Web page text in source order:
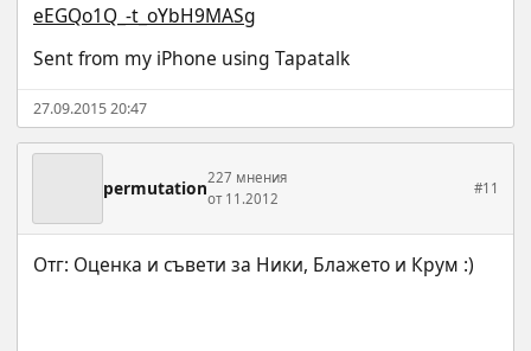
eEGQo1Q_-t_oYbH9MASg
Sent from my iPhone using Tapatalk
27.09.2015 20:47
permutation227 мнения
от 11.2012
#11